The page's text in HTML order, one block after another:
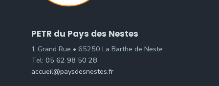
PETR du Pays des Nestes
1 Grand Rue • 65250 La Barthe de Neste
Tel: 05 62 98 50 28
accueil@paysdesnestes.fr